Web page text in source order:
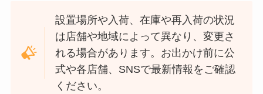
設置場所や入荷、在庫や再入荷の状況
は店舗や地域によって異なり、変更さ
れる場合があります。お出かけ前に公
式や各店舗、SNSで最新情報をご確認
ください。